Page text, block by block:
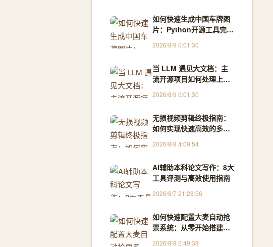
如何快速生成中国车牌图
片：Python开源工具完整
2026/8/9 0:01:30
当 LLM 遇见大文档：主
流开源项目如何处理上下
2026/8/9 0:01:30
无损视频剪辑终极指南：
如何实现快速高效的多媒
2026/8/8 4:09:54
AI辅助本科论文写作：8大
工具评测与高效使用指南
2026/8/7 21:28:56
如何快速配置大麦自动抢
票系统：从零开始搭建
2026/8/8 2:49:38